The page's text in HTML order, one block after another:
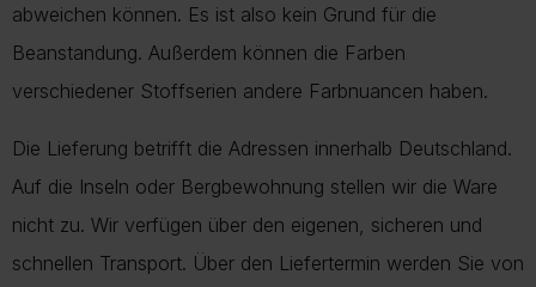
abweichen können. Es ist also kein Grund für die
Beanstandung. Außerdem können die Farben
verschiedener Stoffserien andere Farbnuancen haben.
Die Lieferung betrifft die Adressen innerhalb Deutschland.
Auf die Inseln oder Bergbewohnung stellen wir die Ware
nicht zu. Wir verfügen über den eigenen, sicheren und
schnellen Transport. Über den Liefertermin werden Sie von